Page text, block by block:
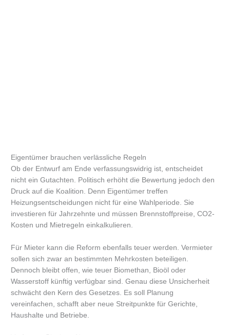
Eigentümer brauchen verlässliche Regeln
Ob der Entwurf am Ende verfassungswidrig ist, entscheidet
nicht ein Gutachten. Politisch erhöht die Bewertung jedoch den
Druck auf die Koalition. Denn Eigentümer treffen
Heizungsentscheidungen nicht für eine Wahlperiode. Sie
investieren für Jahrzehnte und müssen Brennstoffpreise, CO2-
Kosten und Mietregeln einkalkulieren.
Für Mieter kann die Reform ebenfalls teuer werden. Vermieter
sollen sich zwar an bestimmten Mehrkosten beteiligen.
Dennoch bleibt offen, wie teuer Biomethan, Bioöl oder
Wasserstoff künftig verfügbar sind. Genau diese Unsicherheit
schwächt den Kern des Gesetzes. Es soll Planung
vereinfachen, schafft aber neue Streitpunkte für Gerichte,
Haushalte und Betriebe.